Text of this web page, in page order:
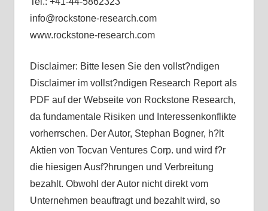
info@rockstone-research.com
www.rockstone-research.com
Disclaimer: Bitte lesen Sie den vollst?ndigen
Disclaimer im vollst?ndigen Research Report als
PDF auf der Webseite von Rockstone Research,
da fundamentale Risiken und Interessenkonflikte
vorherrschen. Der Autor, Stephan Bogner, h?lt
Aktien von Tocvan Ventures Corp. und wird f?r
die hiesigen Ausf?hrungen und Verbreitung
bezahlt. Obwohl der Autor nicht direkt vom
Unternehmen beauftragt und bezahlt wird, so